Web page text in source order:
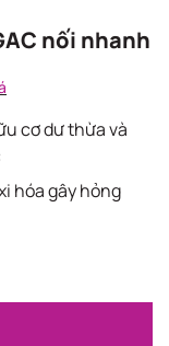
nối nhanh
cơ dư thừa và
hóa gây hỏng